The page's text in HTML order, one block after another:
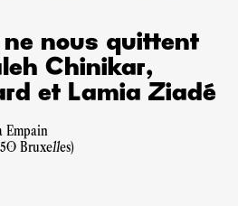
nous quittent
Chinikar,
et Lamia Ziadé
Empain
Bruxelles)